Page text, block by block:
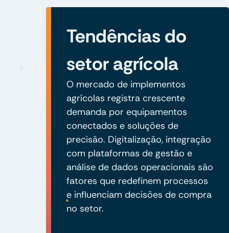
Tendências do
setor agrícola
O mercado de implementos
agrícolas registra crescente
demanda por equipamentos
conectados e soluções de
precisão. Digitalização, integração
com plataformas de gestão e
análise de dados operacionais são
fatores que redefinem processos
e influenciam decisões de compra
no setor.